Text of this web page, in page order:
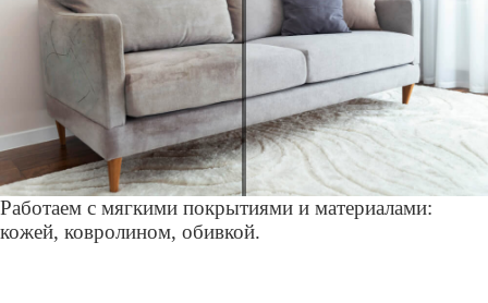
Работаем с мягкими покрытиями и материалами:
кожей, ковролином, обивкой.